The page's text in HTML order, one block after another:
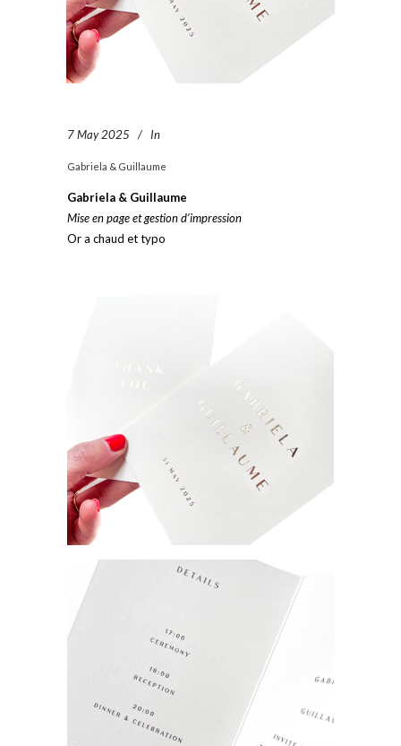
7 May 2025 In
Gabriela & Guillaume
Gabriela & Guillaume
Mise en page et gestion d’impression
Or a chaud et typo